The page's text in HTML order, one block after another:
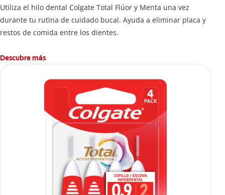
Utiliza el hilo dental Colgate Total Flúor y Menta una vez
durante tu rutina de cuidado bucal. Ayuda a eliminar placa y
restos de comida entre los dientes.
Descubre más